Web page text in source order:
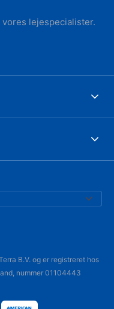
lejespecialister.
B.V. og er registreret hos
nummer 01104443